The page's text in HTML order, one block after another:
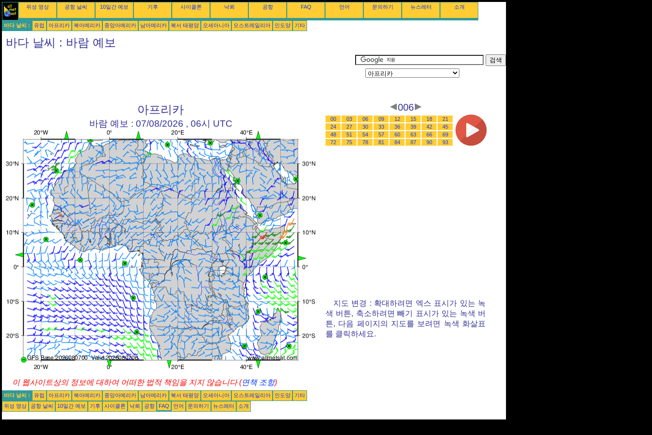
위성 영상 공항 날씨 10일간 예보 기후 사이클론 낙뢰 공항 FAQ 언어 문의하기 뉴스레터 소개
바다 날씨 : 유럽 아프리카 북아메리카 중앙아메리카 남아메리카 북서 태평양 오세아니아 오스트레일리아 인도양 기타
바다 날씨 : 바람 예보
아프리카
바람 예보 : 07/08/2026 , 06시 UTC
006
00 03 06 09 12 15 18
21
24
27 30 33 36 39 42
45
48
51 54 57 60 63 66
69
72
75 78 81 84 87 90 93
지도 변경 : 확대하려면 엑스 표시가 있는 녹
색 버튼, 축소하려면 빼기 표시가 있는 녹색 버
튼, 다음 페이지의 지도를 보려면 녹색 화살표
를 클릭하세요.
이 웹사이트상의 정보에 대하여 어떠한 법적 책임을 지지 않습니다 (면책 조항)
바다 날씨 : 유럽 아프리카 북아메리카 중앙아메리카 남아메리카 북서 태평양 오세아니아 오스트레일리아 인도양
기타
위성 영상
공항 날씨 10일간 예보 기후 사이클론 낙뢰 공항 FAQ 언어 문의하기 뉴스레터 소개